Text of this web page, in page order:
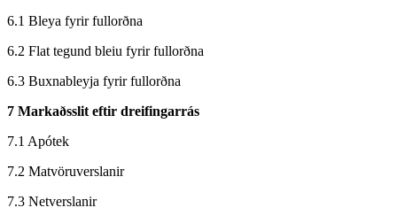
6.1 Bleya fyrir fullorðna
6.2 Flat tegund bleiu fyrir fullorðna
6.3 Buxnableyja fyrir fullorðna
7 Markaðsslit eftir dreifingarrás
7.1 Apótek
7.2 Matvöruverslanir
7.3 Netverslanir